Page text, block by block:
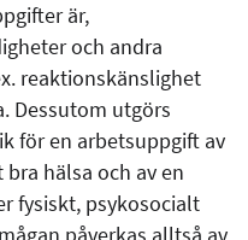
är,
och andra
reaktionskänslighet
Dessutom utgörs
för en arbetsuppgift av
hälsa och av en
fysiskt, psykosocialt